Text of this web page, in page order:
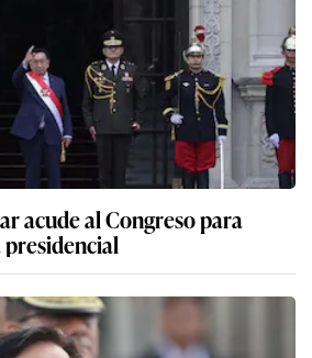
acude al Congreso para